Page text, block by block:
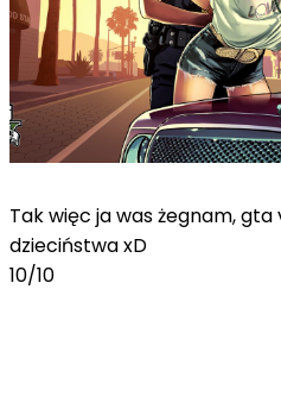
Tak więc ja was żegnam,
dzieciństwa xD
10/10